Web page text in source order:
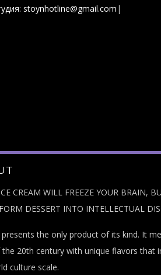
stoynhotline@gmail.com |
CREAM WILL FREEZE YOUR BRAIN,
DESSERT INTO INTELLECTUAL
presents the only product of its kind. It
20th century with unique flavors that
culture scale.